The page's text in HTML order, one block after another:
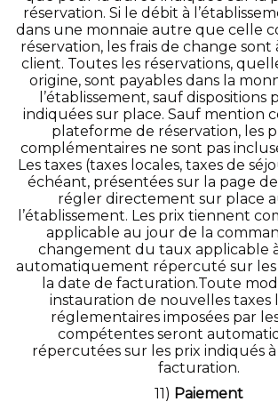
réservation. Si le débit à
dans une monnaie autre que celle
réservation, les frais de change sont
client. Toutes les réservations,
origine, sont payables dans la
l’établissement, sauf dispositions
indiquées sur place. Sauf mention
plateforme de réservation, les
complémentaires ne sont pas
Les taxes (taxes locales, taxes de
échéant, présentées sur la page
régler directement sur place
l’établissement. Les prix tiennent
applicable au jour de la
changement du taux applicable à
automatiquement répercuté sur les
la date de facturation.Toute
instauration de nouvelles taxes
réglementaires imposées par
compétentes seront
répercutées sur les prix indiqués
facturation.
11) Paiement